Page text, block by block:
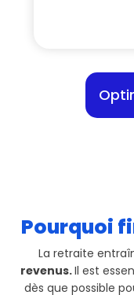
Pourquoi
La retraite
revenus.Il est
dès que possible